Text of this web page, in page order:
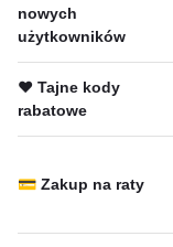
nowych
użytkowników
❤️ Tajne kody
rabatowe
💳 Zakup na raty